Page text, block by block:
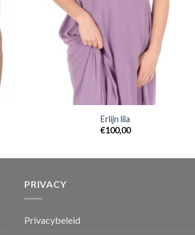
Erlijn lila
€100,00
PRIVACY
Privacybeleid